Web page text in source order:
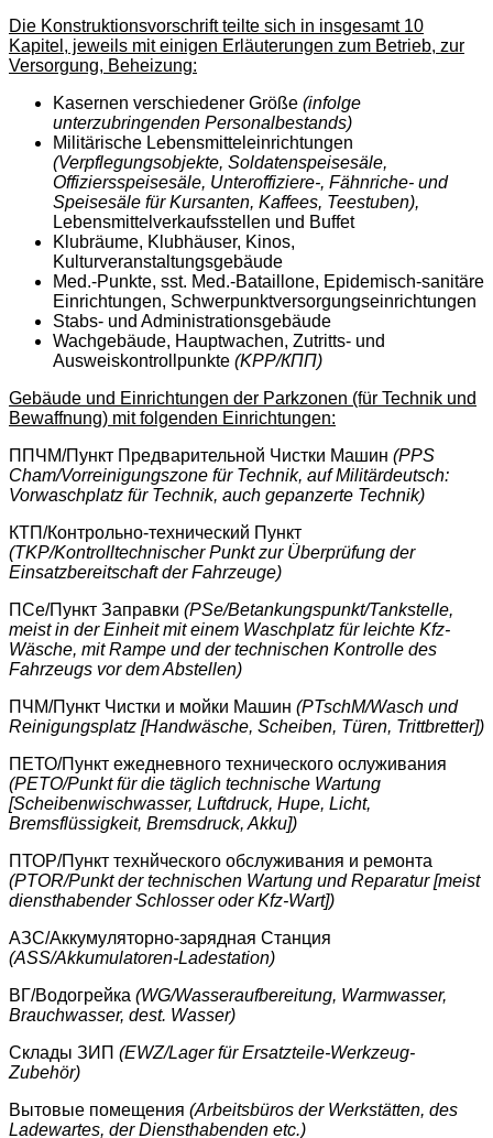
Die Konstruktionsvorschrift teilte sich in insgesamt 10
Kapitel, jeweils mit einigen Erläuterungen zum Betrieb, zur
Versorgung, Beheizung:
Kasernen verschiedener Größe (infolge
unterzubringenden Personalbestands)
Militärische Lebensmitteleinrichtungen
(Verpflegungsobjekte, Soldatenspeisesäle,
Offiziersspeisesäle, Unteroffiziere-, Fähnriche- und
Speisesäle für Kursanten, Kaffees, Teestuben),
Lebensmittelverkaufsstellen und Buffet
Klubräume, Klubhäuser, Kinos,
Kulturveranstaltungsgebäude
Med.-Punkte, sst. Med.-Bataillone, Epidemisch-sanitäre
Einrichtungen, Schwerpunktversorgungseinrichtungen
Stabs- und Administrationsgebäude
Wachgebäude, Hauptwachen, Zutritts- und
Ausweiskontrollpunkte (KPP/КПП)
Gebäude und Einrichtungen der Parkzonen (für Technik und
Bewaffnung) mit folgenden Einrichtungen:
ППЧМ/Пункт Предварительной Чистки Машин (PPS
Cham/Vorreinigungszone für Technik, auf Militärdeutsch:
Vorwaschplatz für Technik, auch gepanzerte Technik)
КТП/Контрольно-технический Пункт
(TKP/Kontrolltechnischer Punkt zur Überprüfung der
Einsatzbereitschaft der Fahrzeuge)
ПСе/Пункт Заправки (PSe/Betankungspunkt/Tankstelle,
meist in der Einheit mit einem Waschplatz für leichte Kfz-
Wäsche, mit Rampe und der technischen Kontrolle des
Fahrzeugs vor dem Abstellen)
ПЧМ/Пункт Чистки и мойки Машин (PTschM/Wasch und
Reinigungsplatz [Handwäsche, Scheiben, Türen, Trittbretter])
ПЕТО/Пункт ежедневного технического ослуживания
(PETO/Punkt für die täglich technische Wartung
[Scheibenwischwasser, Luftdruck, Hupe, Licht,
Bremsflüssigkeit, Bremsdruck, Akku])
ПТОР/Пункт технйческого обслуживания и ремонта
(PTOR/Punkt der technischen Wartung und Reparatur [meist
diensthabender Schlosser oder Kfz-Wart])
АЗС/Аккумуляторно-зарядная Станция
(ASS/Akkumulatoren-Ladestation)
ВГ/Водогрейка (WG/Wasseraufbereitung, Warmwasser,
Brauchwasser, dest. Wasser)
Склады ЗИП (EWZ/Lager für Ersatzteile-Werkzeug-
Zubehör)
Вытовые помещения (Arbeitsbüros der Werkstätten, des
Ladewartes, der Diensthabenden etc.)